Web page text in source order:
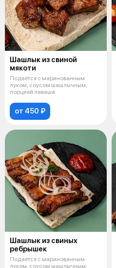
Шашлык из свиной
мякоти
Подаётся с маринованным
луком, соусом шашлычным,
порцией лаваша.
от 450 ₽
Шашлык из свиных
ребрышек
Подаётся с маринованным
луком, соусом шашлычным,